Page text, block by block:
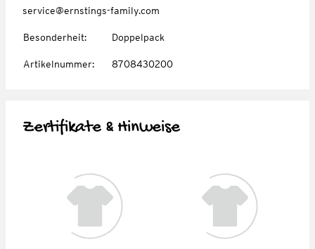
service@ernstings-family.com
Besonderheit: Doppelpack
Artikelnummer: 8708430200
Zertifikate & Hinweise